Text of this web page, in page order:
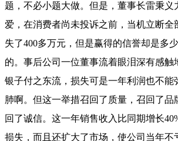
题，不必小题大做。但是，董事长雷秉义
爱，在消费者尚未投诉之前，当机立断全
失了400多万元，但是赢得的信誉却是多
的。事后公司一位董事流着眼泪深有感触
银子付之东流，损失可是一年利润也不能
肺啊。但这一举措召回了质量，召回了品
回了诚信。这一年销售收入比同期增长
损失，而且还扩大了市场，使公司当年不